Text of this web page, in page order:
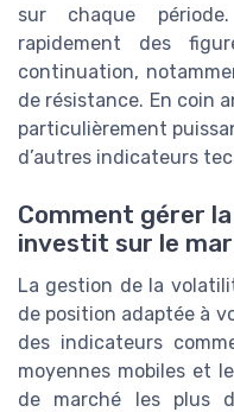
sur chaque
rapidement des
continuation,
de résistance. En coin
particulièrement
d’autres indicateurs
Comment gérer
investit sur le
La gestion de la
de position adaptée à
des indicateurs
moyennes mobiles et
de marché les plus